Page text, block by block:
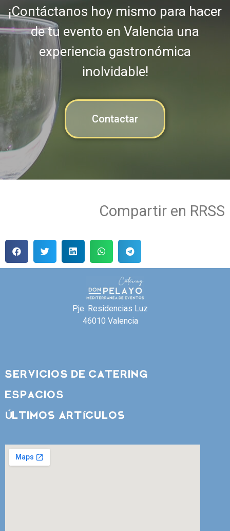
¡Contáctanos hoy mismo para hacer
de tu evento en Valencia una
experiencia gastronómica
inolvidable!
Contactar
Compartir en RRSS
Pje. Residencias Luz
46010 Valencia
SERVICIOS DE CATERING
ESPACIOS
Últimos artículos